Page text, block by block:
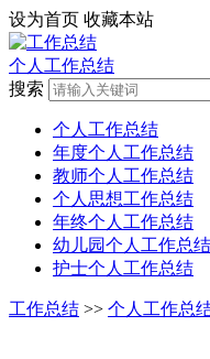
设为首页 收藏本站
个人工作总结
搜索
个人工作总结
年度个人工作总结
教师个人工作总结
个人思想工作总结
年终个人工作总结
幼儿园个人工作总结
护士个人工作总结
工作总结 >> 个人工作总